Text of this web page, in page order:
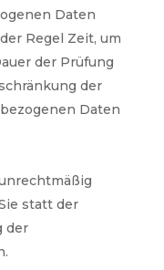
Daten
Regel Zeit, um
der Prüfung
der
Daten
statt der
der